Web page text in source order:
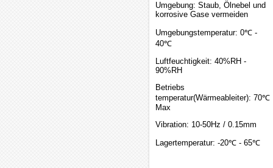
Umgebung: Staub, Ölnebel und
korrosive Gase vermeiden
Umgebungstemperatur: 0℃ -
40℃
Luftfeuchtigkeit: 40%RH -
90%RH
Betriebs
temperatur(Wärmeableiter): 70℃
Max
Vibration: 10-50Hz / 0.15mm
Lagertemperatur: -20℃ - 65℃